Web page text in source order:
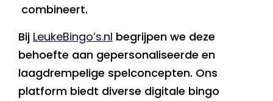
combineert.
Bij LeukeBingo’s.nl begrijpen we deze
behoefte aan gepersonaliseerde en
laagdrempelige spelconcepten. Ons
platform biedt diverse digitale bingo